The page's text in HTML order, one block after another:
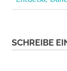
Beitrag:
SCHREIBE